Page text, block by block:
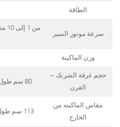
الطاقة
سرعة موتور السير
وزن الماكينة
حجم غرفة الشرنك –
الفرن
80 سم طول × 45 سم عرض × 35 سم ارتفاع
مقاس الماكينه من
الخارج
113 سم طول × 64 سم عرض × 81 سم ارتفاع